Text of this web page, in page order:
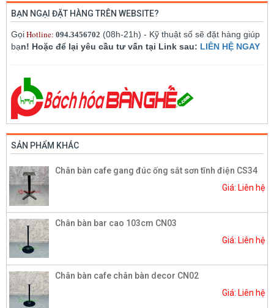
BẠN NGẠI ĐẶT HÀNG TRÊN WEBSITE?
GọiHotline: 094.3456702 (08h-21h) - Kỹ thuật số sẽ đặt hàng giúp
bạn! Hoặc để lại yêu cầu tư vấn tại Link sau: LIÊN HỆ NGAY
SẢN PHẨM KHÁC
Chân bàn cafe gang đúc ống sắt sơn tĩnh điện CS34
Giá: Liên hệ
Chân bàn bar cao 103cm CN03
Giá: Liên hệ
Chân bàn cafe chân bàn decor CN02
Giá: Liên hệ